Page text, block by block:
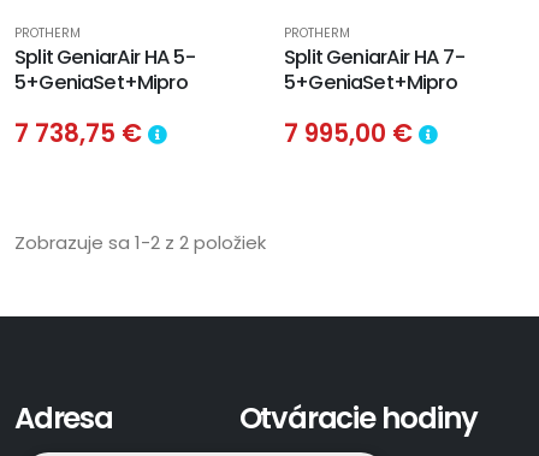
PROTHERM
Split GeniarAir HA 5-
5+GeniaSet+Mipro
7 738,75 €
PROTHERM
Split GeniarAir HA 7-
5+GeniaSet+Mipro
7 995,00 €
Zobrazuje sa 1-2 z 2 položiek
Adresa Otváracie hodiny